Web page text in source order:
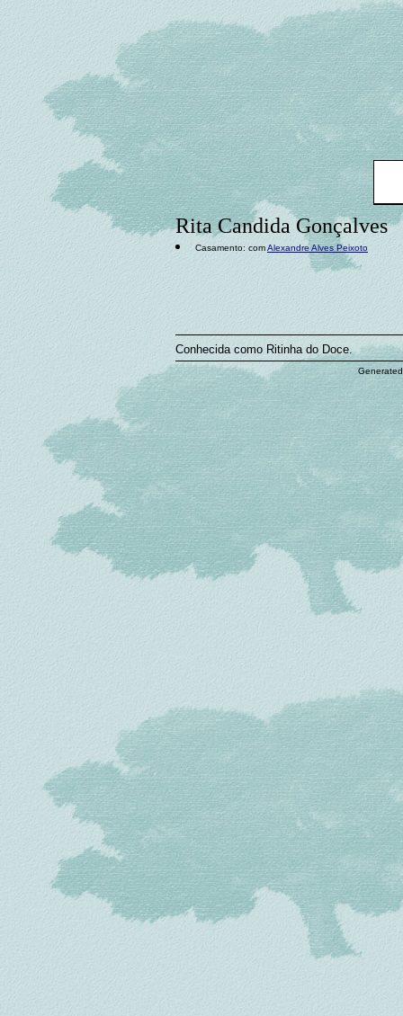
Rita Candida Gonçalves
Casamento: comAlexandre Alves Peixoto
Conhecida como Ritinha do Doce.